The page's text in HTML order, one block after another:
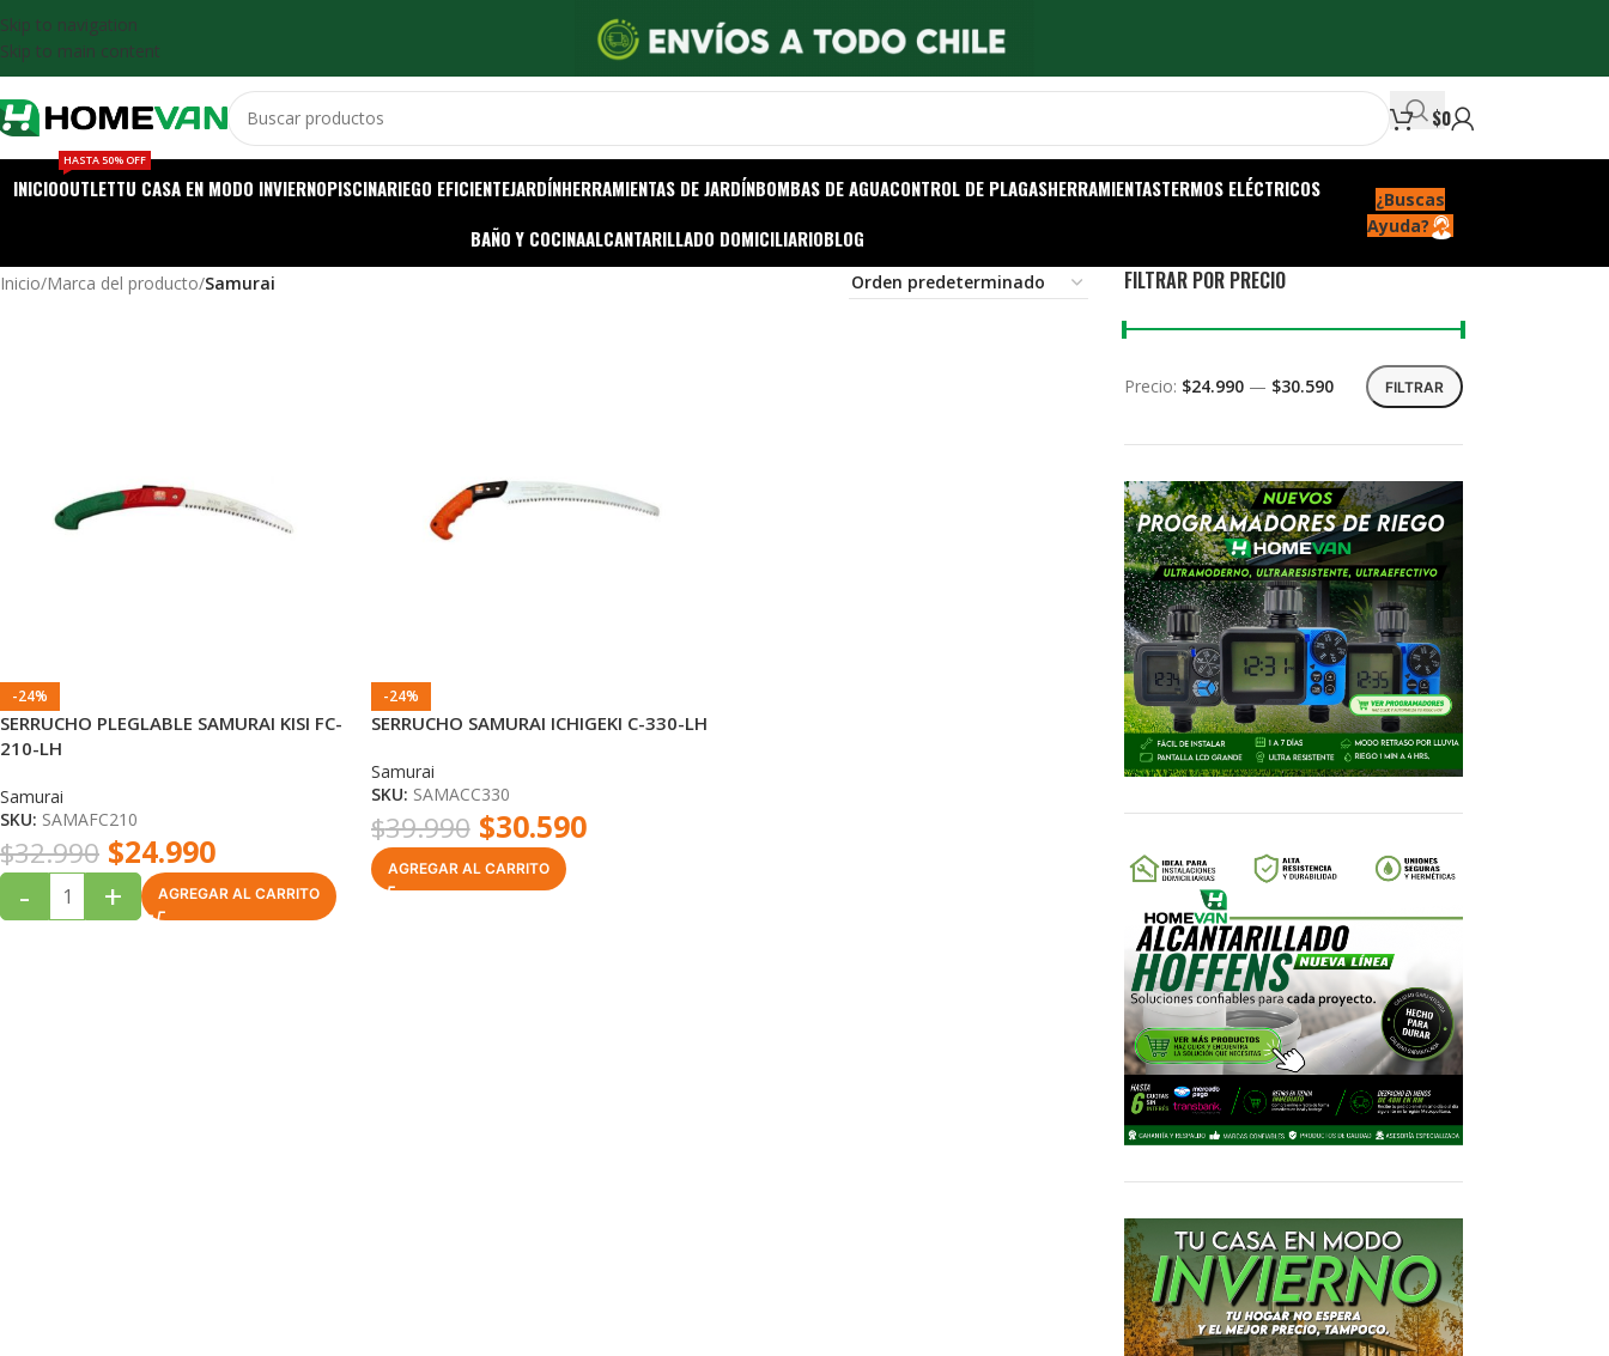
Skip to navigation
Skip to main content
$0
INICIOOUTLET
HASTA 50% OFF
TU CASA EN MODO INVIERNOPISCINARIEGO EFICIENTEJARDÍNHERRAMIENTAS DE JARDÍNBOMBAS DE AGUACONTROL DE PLAGASHERRAMIENTASTERMOS ELÉCTRICOS
BAÑO Y COCINAALCANTARILLADO DOMICILIARIOBLOG
¿Buscas
Ayuda?
Inicio/Marca del producto/Samurai
-24%
SERRUCHO PLEGLABLE SAMURAI KISI FC-
210-LH
Samurai
SKU: SAMAFC210
$32.990 $24.990
- + AGREGAR AL CARRITO
-24%
SERRUCHO SAMURAI ICHIGEKI C-330-LH
Samurai
SKU: SAMACC330
$39.990 $30.590
AGREGAR AL CARRITO
FILTRAR POR PRECIO
FILTRAR
Precio: $24.990— $30.590